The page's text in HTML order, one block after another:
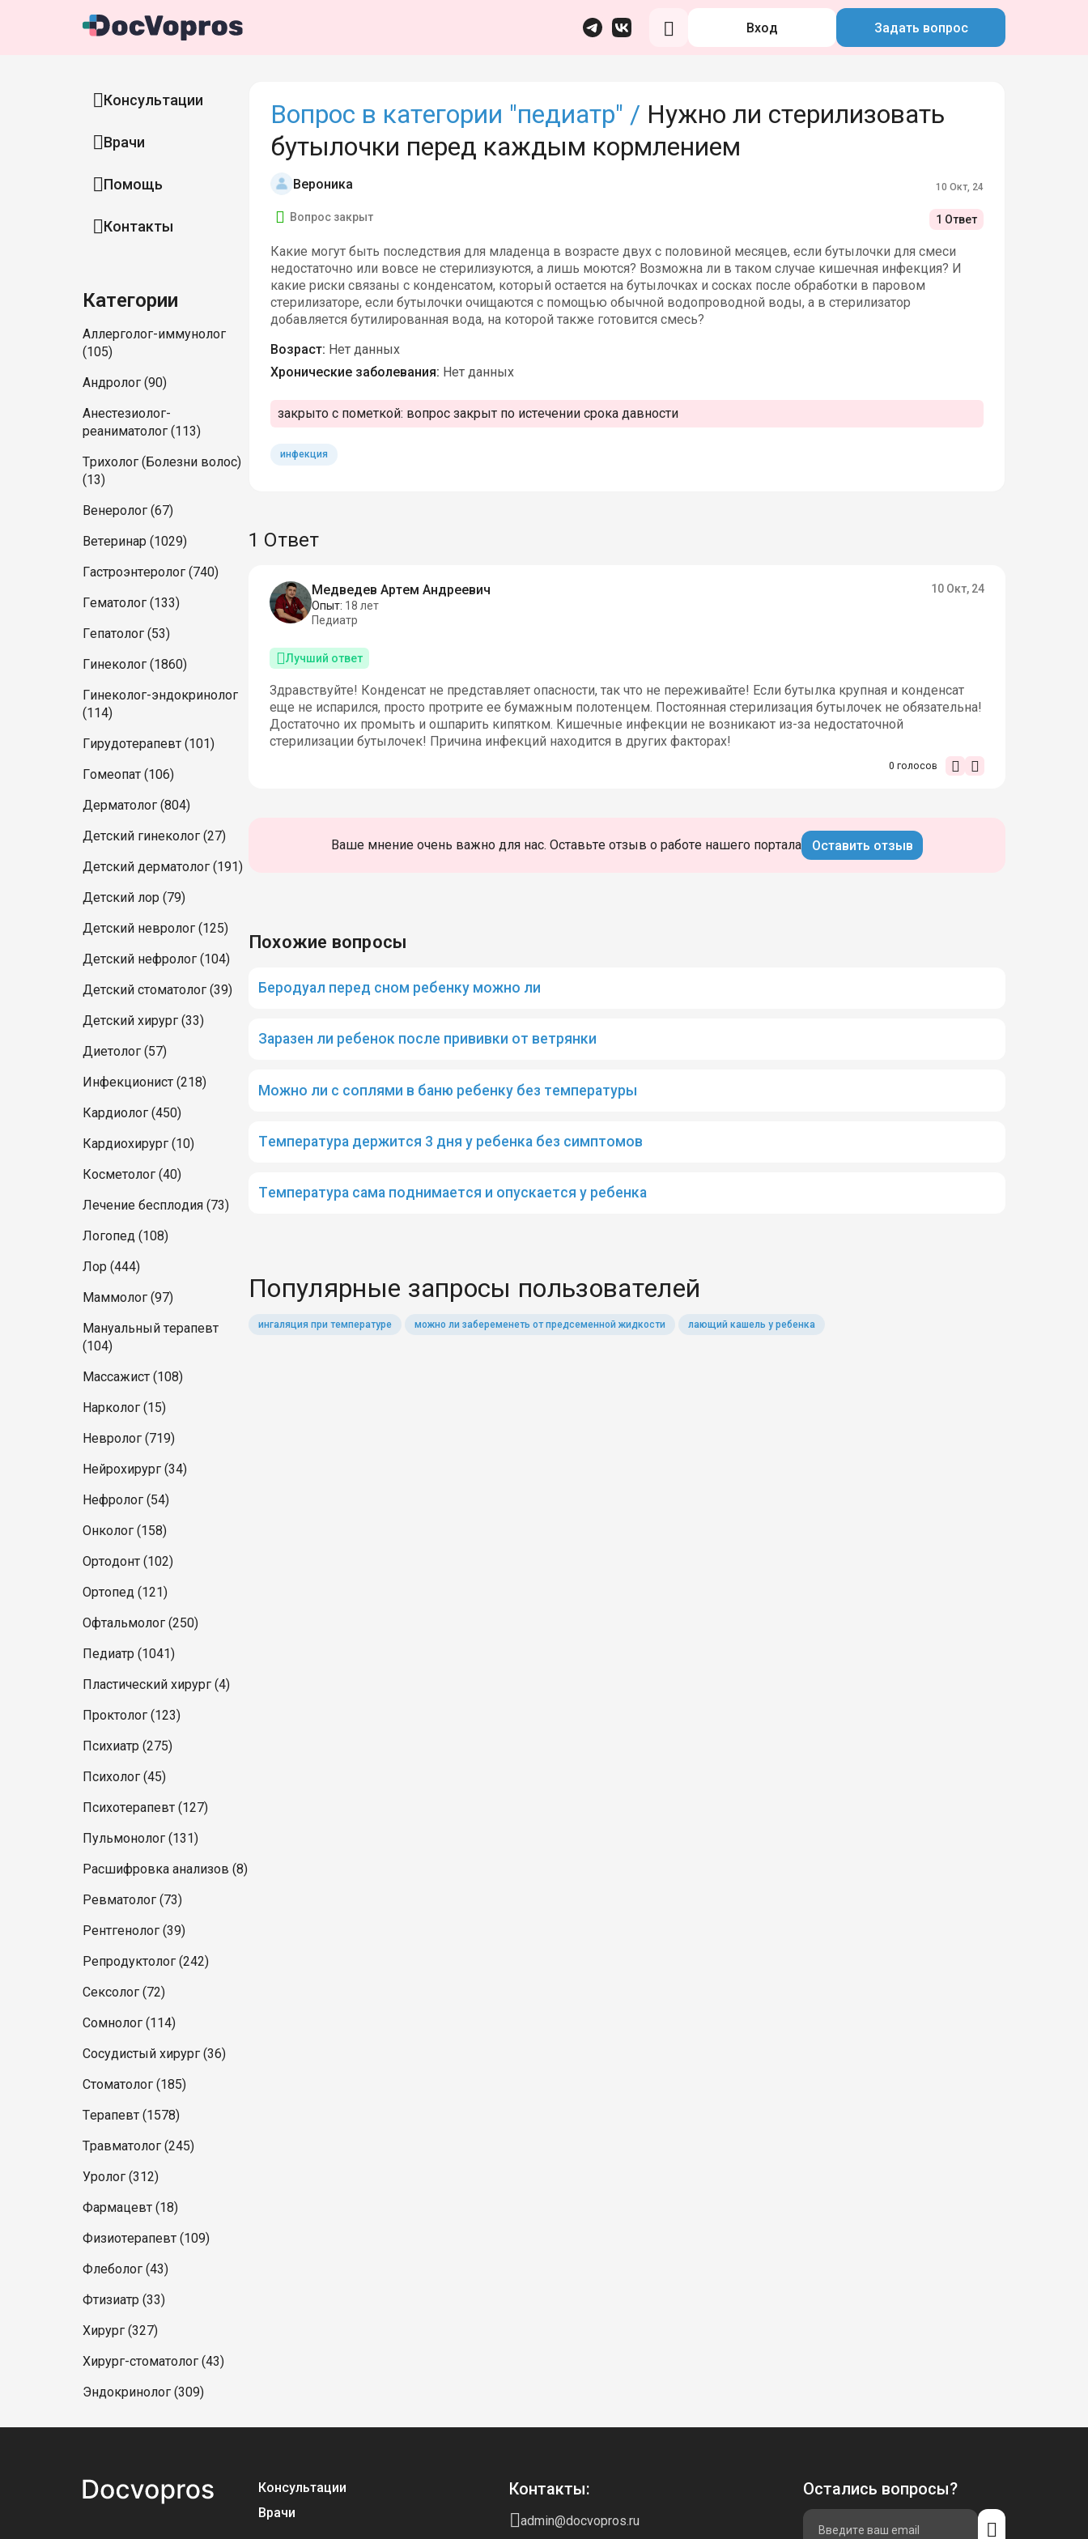
Вход Задать вопрос
Консультации
Врачи
Помощь
Контакты
Категории
Аллерголог-иммунолог
(105)
Андролог (90)
Анестезиолог-
реаниматолог (113)
Трихолог (Болезни волос)
(13)
Венеролог (67)
Ветеринар (1029)
Гастроэнтеролог (740)
Гематолог (133)
Гепатолог (53)
Гинеколог (1860)
Гинеколог-эндокринолог
(114)
Гирудотерапевт (101)
Гомеопат (106)
Дерматолог (804)
Детский гинеколог (27)
Детский дерматолог (191)
Детский лор (79)
Детский невролог (125)
Детский нефролог (104)
Детский стоматолог (39)
Детский хирург (33)
Диетолог (57)
Инфекционист (218)
Кардиолог (450)
Кардиохирург (10)
Косметолог (40)
Лечение бесплодия (73)
Логопед (108)
Лор (444)
Маммолог (97)
Мануальный терапевт
(104)
Массажист (108)
Нарколог (15)
Невролог (719)
Нейрохирург (34)
Нефролог (54)
Онколог (158)
Ортодонт (102)
Ортопед (121)
Офтальмолог (250)
Педиатр (1041)
Пластический хирург (4)
Проктолог (123)
Психиатр (275)
Психолог (45)
Психотерапевт (127)
Пульмонолог (131)
Расшифровка анализов (8)
Ревматолог (73)
Рентгенолог (39)
Репродуктолог (242)
Сексолог (72)
Сомнолог (114)
Сосудистый хирург (36)
Стоматолог (185)
Терапевт (1578)
Травматолог (245)
Уролог (312)
Фармацевт (18)
Физиотерапевт (109)
Флеболог (43)
Фтизиатр (33)
Хирург (327)
Хирург-стоматолог (43)
Эндокринолог (309)
Вопрос в категории "педиатр" / Нужно ли стерилизовать
бутылочки перед каждым кормлением
Вероника 10 Окт, 24
Вопрос закрыт 1 Ответ
Какие могут быть последствия для младенца в возрасте двух с половиной месяцев, если бутылочки для смеси
недостаточно или вовсе не стерилизуются, а лишь моются? Возможна ли в таком случае кишечная инфекция? И
какие риски связаны с конденсатом, который остается на бутылочках и сосках после обработки в паровом
стерилизаторе, если бутылочки очищаются с помощью обычной водопроводной воды, а в стерилизатор
добавляется бутилированная вода, на которой также готовится смесь?
Возраст: Нет данных
Хронические заболевания: Нет данных
закрыто с пометкой: вопрос закрыт по истечении срока давности
инфекция
1 Ответ
Медведев Артем Андреевич
Опыт: 18 лет
Педиатр
10 Окт, 24
Лучший ответ
Здравствуйте! Конденсат не представляет опасности, так что не переживайте! Если бутылка крупная и конденсат
еще не испарился, просто протрите ее бумажным полотенцем. Постоянная стерилизация бутылочек не обязательна!
Достаточно их промыть и ошпарить кипятком. Кишечные инфекции не возникают из-за недостаточной
стерилизации бутылочек! Причина инфекций находится в других факторах!
0 голосов
Ваше мнение очень важно для нас. Оставьте отзыв о работе нашего портала Оставить отзыв
Похожие вопросы
Беродуал перед сном ребенку можно ли
Заразен ли ребенок после прививки от ветрянки
Можно ли с соплями в баню ребенку без температуры
Температура держится 3 дня у ребенка без симптомов
Температура сама поднимается и опускается у ребенка
Популярные запросы пользователей
ингаляция при температуре можно ли забеременеть от предсеменной жидкости лающий кашель у ребенка
Консультации
Врачи
Контакты:
admin@docvopros.ru
Остались вопросы?